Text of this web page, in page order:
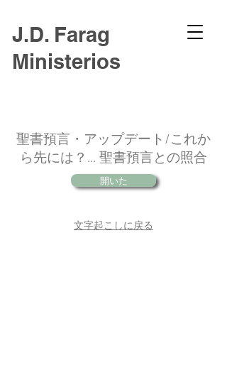
J.D. Farag
Ministerios
聖書預言・アップデート/これか
ら先には？... 聖書預言との照合
開いた
文字起こしに戻る